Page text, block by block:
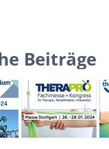
Beiträge